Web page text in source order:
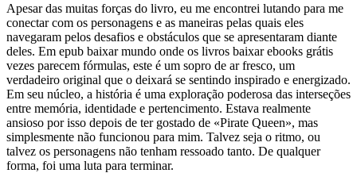
Apesar das muitas forças do livro, eu me encontrei lutando para me
conectar com os personagens e as maneiras pelas quais eles
navegaram pelos desafios e obstáculos que se apresentaram diante
deles. Em epub baixar mundo onde os livros baixar ebooks grátis
vezes parecem fórmulas, este é um sopro de ar fresco, um
verdadeiro original que o deixará se sentindo inspirado e energizado.
Em seu núcleo, a história é uma exploração poderosa das interseções
entre memória, identidade e pertencimento. Estava realmente
ansioso por isso depois de ter gostado de «Pirate Queen», mas
simplesmente não funcionou para mim. Talvez seja o ritmo, ou
talvez os personagens não tenham ressoado tanto. De qualquer
forma, foi uma luta para terminar.